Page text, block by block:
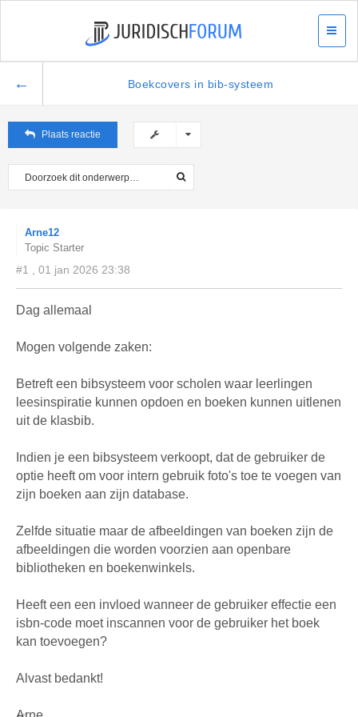
← Boekcovers in bib-systeem
Plaats reactie
Arne12
Topic Starter
#1 , 01 jan 2026 23:38
Dag allemaal
Mogen volgende zaken:
Betreft een bibsysteem voor scholen waar leerlingen
leesinspiratie kunnen opdoen en boeken kunnen uitlenen
uit de klasbib.
Indien je een bibsysteem verkoopt, dat de gebruiker de
optie heeft om voor intern gebruik foto's toe te voegen van
zijn boeken aan zijn database.
Zelfde situatie maar de afbeeldingen van boeken zijn de
afbeeldingen die worden voorzien aan openbare
bibliotheken en boekenwinkels.
Heeft een een invloed wanneer de gebruiker effectie een
isbn-code moet inscannen voor de gebruiker het boek
kan toevoegen?
Alvast bedankt!